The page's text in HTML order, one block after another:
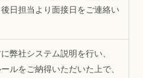
日担当より面接日をご連絡い
弊社システム説明を行い、
ルをご納得いただいた上で、